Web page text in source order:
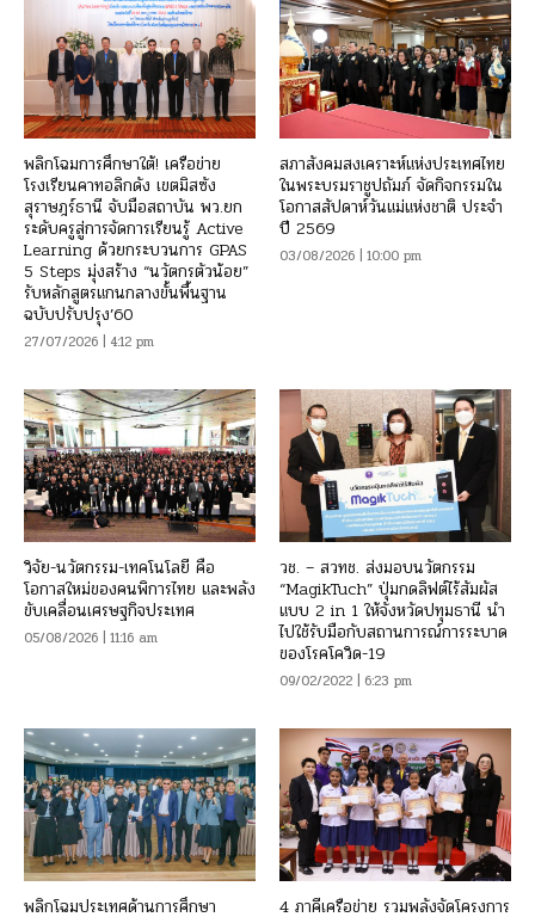
พลิกโฉมการศึกษาใต้! เครือข่าย
โรงเรียนคาทอลิกดัง เขตมิสซัง
สุราษฎร์ธานี จับมือสถาบัน พว.ยก
ระดับครูสู่การจัดการเรียนรู้ Active
Learning ด้วยกระบวนการ GPAS
5 Steps มุ่งสร้าง “นวัตกรตัวน้อย”
รับหลักสูตรแกนกลางขั้นพื้นฐาน
ฉบับปรับปรุง’60
27/07/2026 | 4:12 pm
สภาสังคมสงเคราะห์แห่งประเทศไทย
ในพระบรมราชูปถัมภ์ จัดกิจกรรมใน
โอกาสสัปดาห์วันแม่แห่งชาติ ประจำ
ปี 2569
03/08/2026 | 10:00 pm
วิจัย-นวัตกรรม-เทคโนโลยี คือ
โอกาสใหม่ของคนพิการไทย และพลัง
ขับเคลื่อนเศรษฐกิจประเทศ
05/08/2026 | 11:16 am
วช. – สวทช. ส่งมอบนวัตกรรม
“MagikTuch” ปุ่มกดลิฟต์ไร้สัมผัส
แบบ 2 in 1 ให้จังหวัดปทุมธานี นำ
ไปใช้รับมือกับสถานการณ์การระบาด
ของโรคโควิด-19
09/02/2022 | 6:23 pm
พลิกโฉมประเทศด้านการศึกษา
4 ภาคีเครือข่าย รวมพลังจัดโครงการ